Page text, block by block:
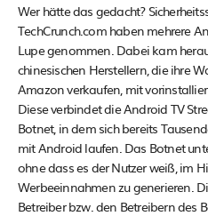
Wer hätte das gedacht?
TechCrunch.com haben mehrere
Lupe genommen. Dabei kam
chinesischen Herstellern, die ihre
Amazon verkaufen, mit
Diese verbindet die Android TV
Botnet, in dem sich bereits
mit Android laufen. Das Botnet
ohne dass es der Nutzer weiß, im
Werbeeinnahmen zu generieren.
Betreiber bzw. den Betreibern des